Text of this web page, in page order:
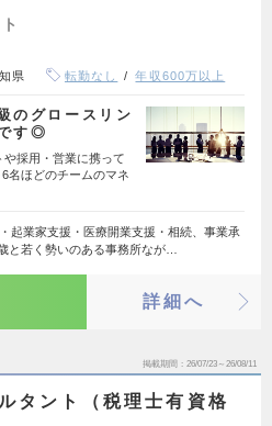
県 転勤なし 年収600万以上
のグロースリン
す◎
や採用・営業に携って
名ほどのチームのマネ
起業家支援・医療開業支援・相続、事業承
と若く勢いのある事務所なが…
詳細へ
掲載期間 26/07/23～26/08/11
タント（税理士有資格